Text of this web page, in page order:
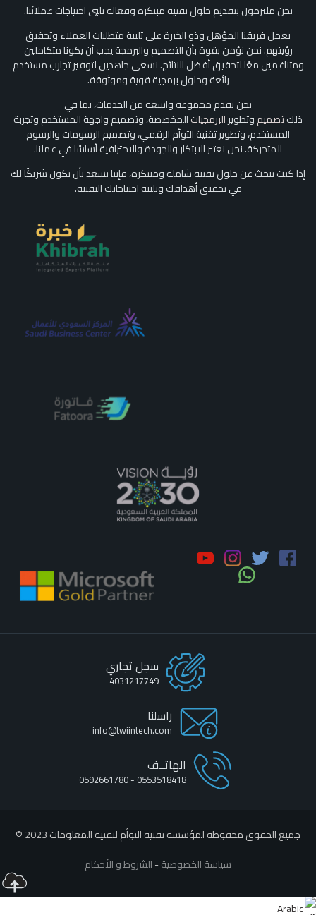
نحن ملتزمون بتقديم حلول تقنية مبتكرة وفعالة تلبي احتياجات عملائنا.
يعمل فريقنا المؤهل وذو الخبرة على تلبية متطلبات العملاء وتحقيق
رؤيتهم. نحن نؤمن بقوة بأن التصميم والبرمجة يجب أن يكونا متكاملين
ومتناغمين معًا لتحقيق أفضل النتائج. نسعى جاهدين لتوفير تجارب مستخدم
رائعة وحلول برمجية قوية وموثوقة.
نحن نقدم مجموعة واسعة من الخدمات، بما في
ذلكتصميموتطويرالبرمجياتالمخصصة، وتصميم واجهة المستخدم وتجربة
المستخدم، وتطوير تقنية التوأم الرقمي، وتصميم الرسومات والرسوم
المتحركة. نحن نعتبر الابتكار والجودة والاحترافية أساسًا في عملنا.
إذا كنت تبحث عن حلول تقنية شاملة ومبتكرة، فإننا نسعد بأن نكون شريكًا لك
في تحقيق أهدافك وتلبية احتياجاتك التقنية.
سجل تجاري
4031217749
راسلنا
info@twiintech.com
الهاتــف
0553518418 - 0592661780
جميع الحقوق محفوظة لمؤسسة تقنية التوأم لتقنية المعلومات 2023 ©
سياسة الخصوصية-الشروط و الأحكام
Arabic